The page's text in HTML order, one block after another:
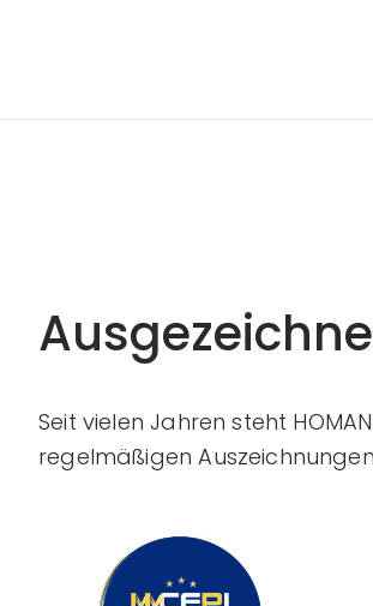
Seit vielen Jahren steht
regelmäßigen